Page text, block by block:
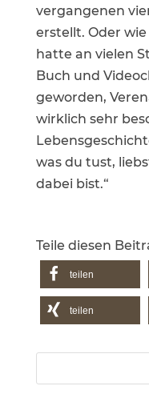
vergangenen
erstellt. Oder wie
hatte an vielen
Buch und
geworden,
wirklich sehr
was du tust,
dabei bist.“
Teile diesen
teilen
teilen